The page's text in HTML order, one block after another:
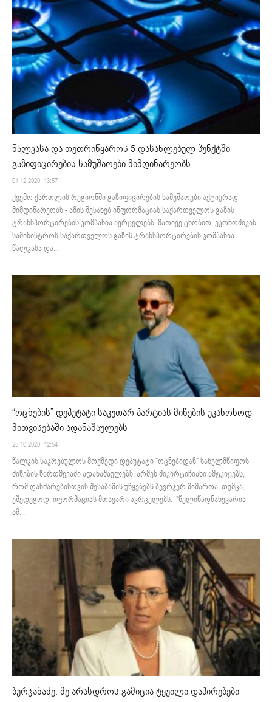
წალკასა და თეთრიწყაროს 5 დასახლებულ პუნქტში
გაზიფიცირების სამუშაოები მიმდინარეობს
01.12.2020. 13:57
ქვემო ქართლის რეგიონში გაზიფიცირების სამუშაოები აქტიურად
მიმდინარეობს,- ამის შესახებ ინფორმაციას საქართველოს გაზის
ტრანსპორტირების კომპანია ავრცელებს. მათივე ცნობით, ეკონომიკის
სამინისტროს საქართველოს გაზის ტრანსპორტირების კომპანია
წალკასა და...
“ოცნების” დეპუტატი საკუთარ პარტიას მიწების უკანონოდ
მითვისებაში ადანაშაულებს
25.10.2020. 12:54
წალკის საკრებულოს მოქმედი დეპუტატი "ოცნებიდან" სახელმწიფოს
მიწების წართმევაში ადანაშაულებს. არმენ მიკირტიჩიანი ამტკიცებს,
რომ დახმარებისთვის შესაბამის უწყებებს ბევრჯერ მიმართა, თუმცა,
უშედეგოდ. იფორმაციას მთავარი ავრცელებს. "წელიწადნახევარია
ამ...
ბურჯანაძე: მე არასდროს გამიცია ტყუილი დაპირებები